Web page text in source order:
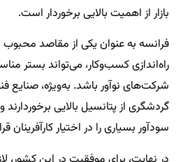
بازار از اهمیت بالایی برخوردار است.
فرانسه به عنوان یکی از مقاصد محبوب
راه‌اندازی کسب‌وکار، می‌تواند بستر
شرکت‌های نوآور باشد. به‌ویژه، صنایع
گردشگری از پتانسیل بالایی
سودآور بسیاری را در اختیار کارآفرینان